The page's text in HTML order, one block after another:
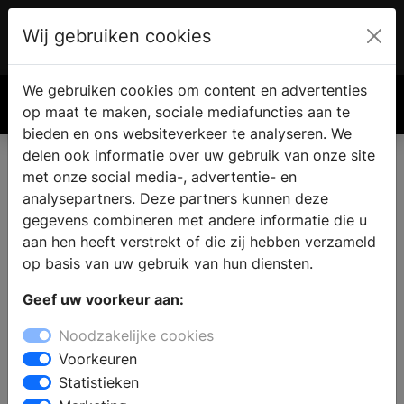
€ 0.00
Wij gebruiken cookies
We gebruiken cookies om content en advertenties
op maat te maken, sociale mediafuncties aan te
bieden en ons websiteverkeer te analyseren. We
delen ook informatie over uw gebruik van onze site
met onze social media-, advertentie- en
analysepartners. Deze partners kunnen deze
gegevens combineren met andere informatie die u
aan hen heeft verstrekt of die zij hebben verzameld
op basis van uw gebruik van hun diensten.
Geef uw voorkeur aan:
Noodzakelijke cookies
Voorkeuren
Statistieken